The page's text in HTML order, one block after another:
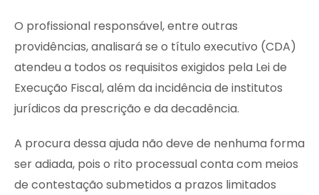
O profissional responsável, entre outras
providências, analisará se o título executivo (CDA)
atendeu a todos os requisitos exigidos pela Lei de
Execução Fiscal, além da incidência de institutos
jurídicos da prescrição e da decadência.
A procura dessa ajuda não deve de nenhuma forma
ser adiada, pois o rito processual conta com meios
de contestação submetidos a prazos limitados